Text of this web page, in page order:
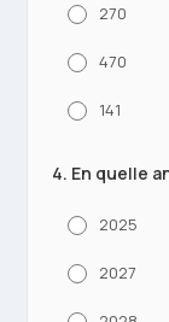
270
470
141
4. En quelle
2025
2027